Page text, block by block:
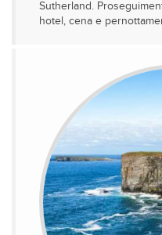
Sutherland.
hotel, cena e